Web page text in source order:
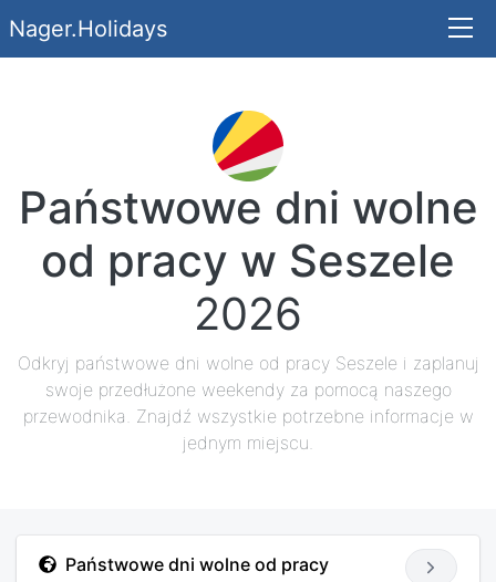
Nager.Holidays
Państwowe dni wolne
od pracy w Seszele
2026
Odkryj państwowe dni wolne od pracy Seszele i zaplanuj
swoje przedłużone weekendy za pomocą naszego
przewodnika. Znajdź wszystkie potrzebne informacje w
jednym miejscu.
Państwowe dni wolne od pracy